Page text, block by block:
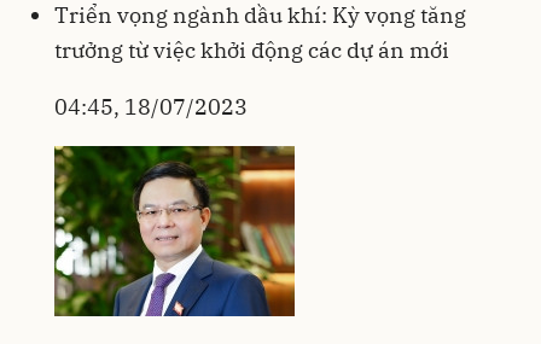
Triển vọng ngành dầu khí: Kỳ vọng tăng
trưởng từ việc khởi động các dự án mới
04:45, 18/07/2023